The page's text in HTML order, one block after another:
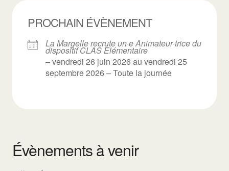
PROCHAIN ÉVÈNEMENT
La Margelle recrute un·e Animateur·trice du
dispositif CLAS Elémentaire
– vendredi 26 juin 2026 au vendredi 25
septembre 2026 – Toute la journée
Évènements à venir